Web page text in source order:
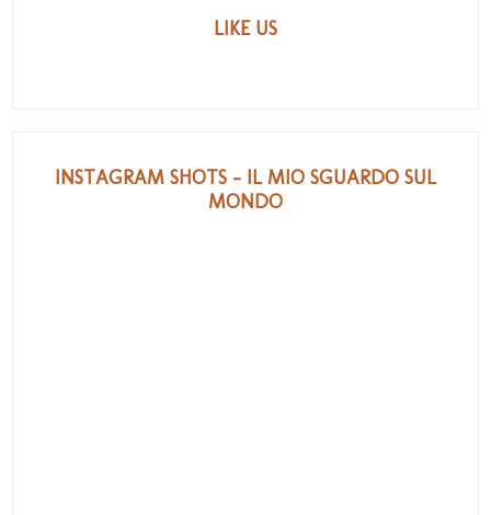
LIKE US
INSTAGRAM SHOTS - IL MIO SGUARDO SUL
MONDO